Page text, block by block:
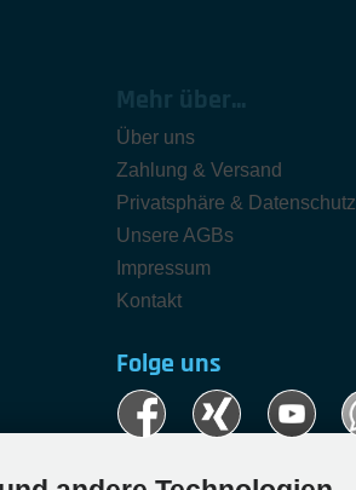
Mehr über...
Über uns
Zahlung & Versand
Privatsphäre & Datenschutz
Unsere AGBs
Impressum
Kontakt
Folge uns